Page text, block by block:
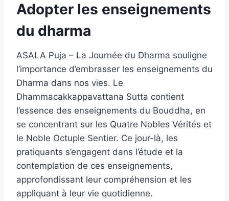
Adopter les enseignements
du dharma
ASALA Puja – La Journée du Dharma souligne
l’importance d’embrasser les enseignements du
Dharma dans nos vies. Le
Dhammacakkappavattana Sutta contient
l’essence des enseignements du Bouddha, en
se concentrant sur les Quatre Nobles Vérités et
le Noble Octuple Sentier. Ce jour-là, les
pratiquants s’engagent dans l’étude et la
contemplation de ces enseignements,
approfondissant leur compréhension et les
appliquant à leur vie quotidienne.